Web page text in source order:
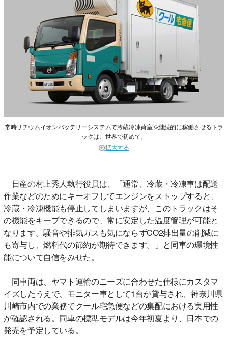
常時リチウムイオンバッテリーシステムで冷蔵冷凍荷室を継続的に稼働させるトラ
ックは、世界で初めて。
拡大する
日産の村上秀人執行役員は、「通常、冷蔵・冷凍車は配送
作業などのためにキーオフしてエンジンをストップすると、
冷蔵・冷凍機能も停止してしまいますが、このトラックはそ
の機能をキープできるので、常に安定した温度管理が可能と
なります。騒音や排気ガスも気にならずCO2排出量の削減に
も寄与し、燃料代の節約が期待できます。」と同車の環境性
能について自信をみせた。
同車両は、ヤマト運輸のニーズに合わせた仕様にカスタマ
イズしたうえで、モニター車として1台が貸与され、神奈川県
川崎市内での業務でクール宅急便などの集配における実用性
が確認される。同車の標準モデルは今年初夏より、日本での
発売を予定している。